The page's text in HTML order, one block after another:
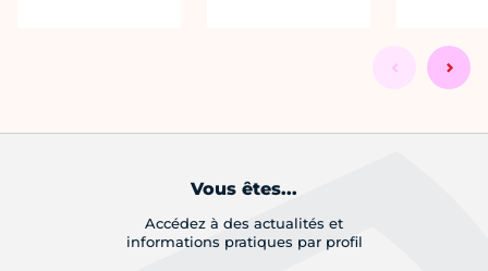
Vous êtes...
Accédez à des actualités et
informations pratiques par profil